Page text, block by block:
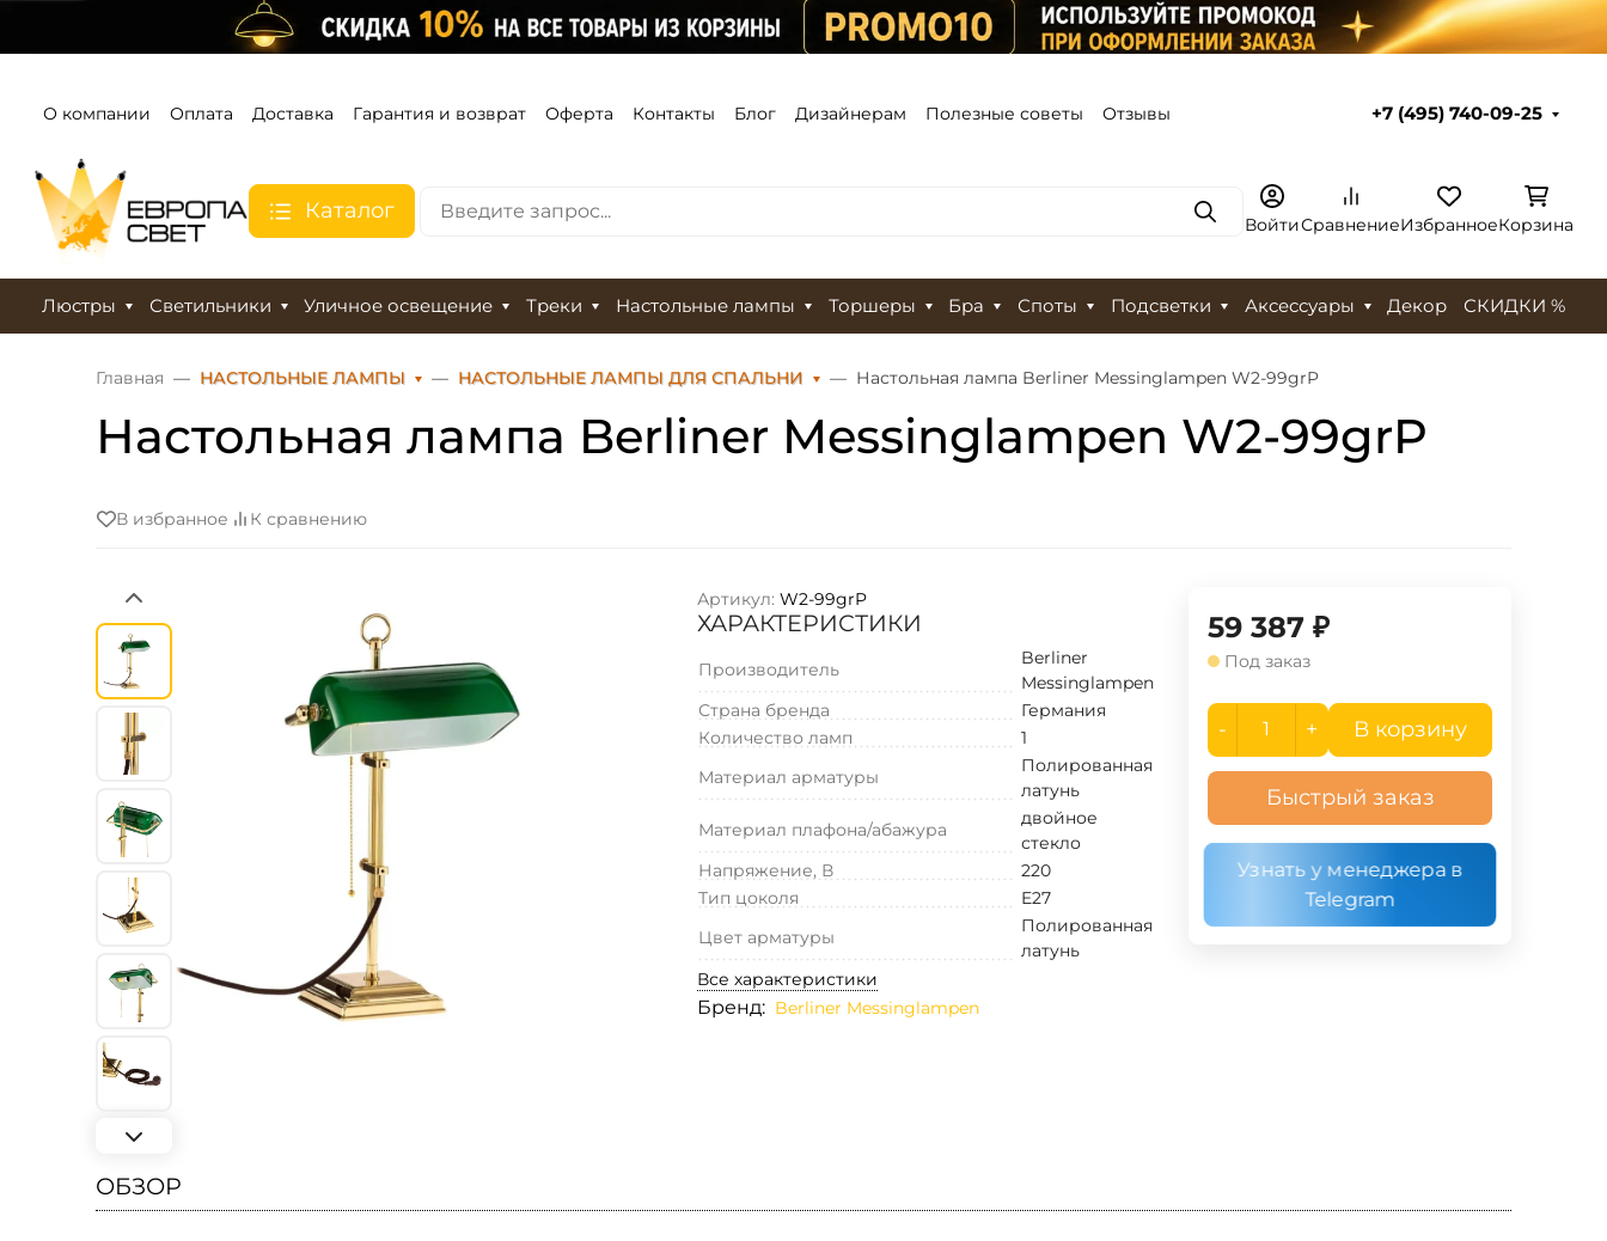
О компании Оплата Доставка Гарантия и возврат Оферта Контакты Блог Дизайнерам Полезные советы Отзывы +7 (495) 740-09-25
Каталог ПоискВойтиСравнениеИзбранноеКорзина
Люстры Светильники Уличное освещение Треки Настольные лампы Торшеры Бра Споты Подсветки Аксессуары Декор СКИДКИ %
Главная НАСТОЛЬНЫЕ ЛАМПЫ НАСТОЛЬНЫЕ ЛАМПЫ ДЛЯ СПАЛЬНИ Настольная лампа Berliner Messinglampen W2-99grP
Настольная лампа Berliner Messinglampen W2-99grP
В избранное К сравнению
Артикул: W2-99grP
ХАРАКТЕРИСТИКИ
Производитель
Berliner
Messinglampen
Страна бренда
Германия
Количество ламп
1
Материал арматуры
Полированная
латунь
Материал плафона/абажура
двойное
стекло
Напряжение, В
220
Тип цоколя
E27
Цвет арматуры
Полированная
латунь
Все характеристики
Бренд: Berliner Messinglampen
59 387 ₽
Под заказ
- + В корзину
Быстрый заказ
Узнать у менеджера в
Telegram
ОБЗОР